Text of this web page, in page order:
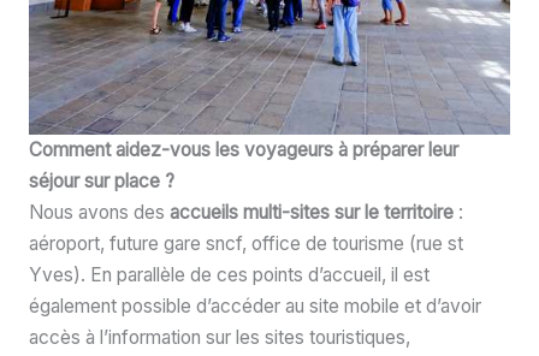
Comment aidez-vous les voyageurs à préparer leur
séjour sur place ?
Nous avons des accueils multi-sites sur le territoire:
aéroport, future gare sncf, office de tourisme (rue st
Yves). En parallèle de ces points d’accueil, il est
également possible d’accéder au site mobile et d’avoir
accès à l’information sur les sites touristiques,